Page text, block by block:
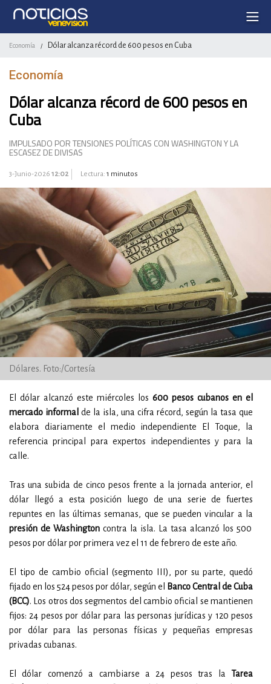
Economía / Dólar alcanza récord de 600 pesos en Cuba
Economía
Dólar alcanza récord de 600 pesos en
Cuba
IMPULSADO POR TENSIONES POLÍTICAS CON WASHINGTON Y LA
ESCASEZ DE DIVISAS
3-Junio-2026 12:02 Lectura: 1 minutos
Dólares. Foto:/Cortesía
El dólar alcanzó este miércoles los 600 pesos cubanos en el
mercado informal de la isla, una cifra récord, según la tasa que
elabora diariamente el medio independiente El Toque, la
referencia principal para expertos independientes y para la
calle.
Tras una subida de cinco pesos frente a la jornada anterior, el
dólar llegó a esta posición luego de una serie de fuertes
repuntes en las últimas semanas, que se pueden vincular a la
presión de Washington contra la isla. La tasa alcanzó los 500
pesos por dólar por primera vez el 11 de febrero de este año.
El tipo de cambio oficial (segmento III), por su parte, quedó
fijado en los 524 pesos por dólar, según el
Banco Central de Cuba
(BCC). Los otros dos segmentos del cambio oficial se mantienen
fijos: 24 pesos por dólar para las personas jurídicas y 120 pesos
por dólar para las personas físicas y pequeñas empresas
privadas cubanas.
El dólar comenzó a cambiarse a 24 pesos tras la
Tarea